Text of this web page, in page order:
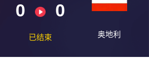
0 0
已结束 奥地利
【NBA】 西班牙VS奥地利
【NBA】 西班牙VS奥地利